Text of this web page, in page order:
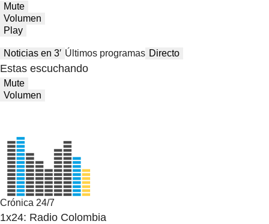
Mute
Volumen
Play
Noticias en 3′ Últimos programas Directo
Estas escuchando
Mute
Volumen
Crónica 24/7
1x24: Radio Colombia